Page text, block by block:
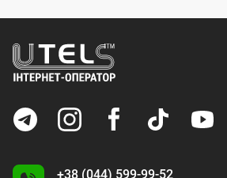
+38 (044) 599-99-52